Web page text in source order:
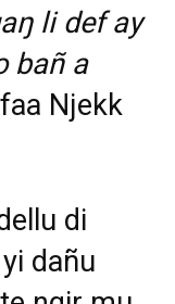
li def ay
bañ a
Njekk
di
dañu